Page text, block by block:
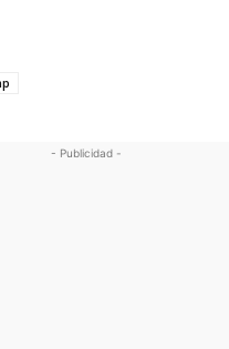
- Publicidad -